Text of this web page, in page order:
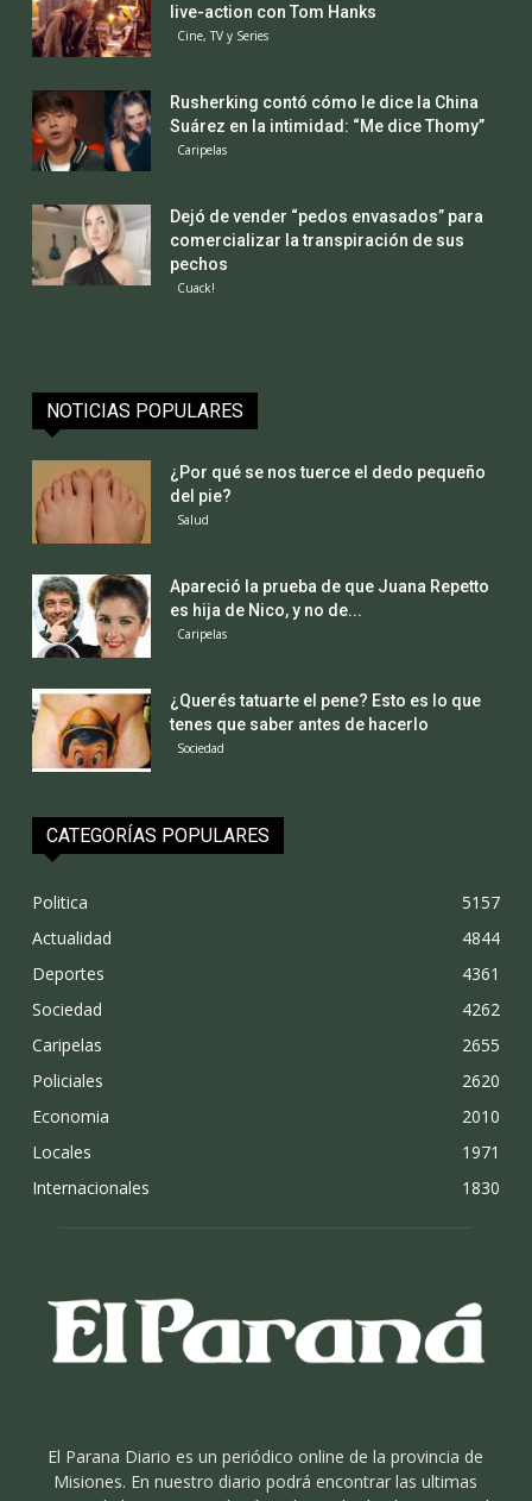
live-action con Tom Hanks
Cine, TV y Series
Rusherking contó cómo le dice la China
Suárez en la intimidad: “Me dice Thomy”
Caripelas
Dejó de vender “pedos envasados” para
comercializar la transpiración de sus
pechos
Cuack!
NOTICIAS POPULARES
¿Por qué se nos tuerce el dedo pequeño
del pie?
Salud
Apareció la prueba de que Juana Repetto
es hija de Nico, y no de...
Caripelas
¿Querés tatuarte el pene? Esto es lo que
tenes que saber antes de hacerlo
Sociedad
CATEGORÍAS POPULARES
Politica
5157
Actualidad
4844
Deportes
4361
Sociedad
4262
Caripelas
2655
Policiales
2620
Economia
2010
Locales
1971
Internacionales
1830
El Parana Diario es un periódico online de la provincia de
Misiones. En nuestro diario podrá encontrar las ultimas